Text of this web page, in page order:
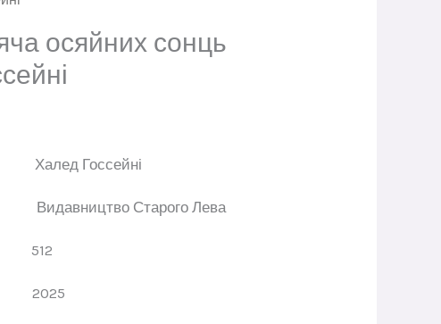
осяйних сонць
Халед Госсейні
Видавництво Старого Лева
512
2025